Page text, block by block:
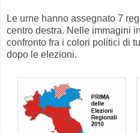
Le urne hanno assegnato 7
centro destra. Nelle immagini
confronto fra i colori politici di
dopo le elezioni.